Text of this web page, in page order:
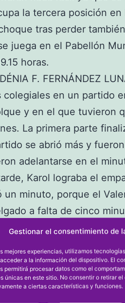
Gestionar el consentimiento de
mejores experiencias, utilizamos
a la información del dispositivo. El
permitirá procesar datos como el
únicas en este sitio. No consentir o retirar
a ciertas características y funciones.
la tercera posición
tras perder
juega en el Pabellón
horas.
F. FERNÁNDEZ
colegiales en un partido
y en el que tuvieron
La primera parte
se abrió más y
adelantarse en el
Karol lograba el
un minuto, porque el
a falta de cinco
buscaron el gol
final encajaron el tercero.
1, PAIDOS 4
al Dianense en el
se impusieron en un